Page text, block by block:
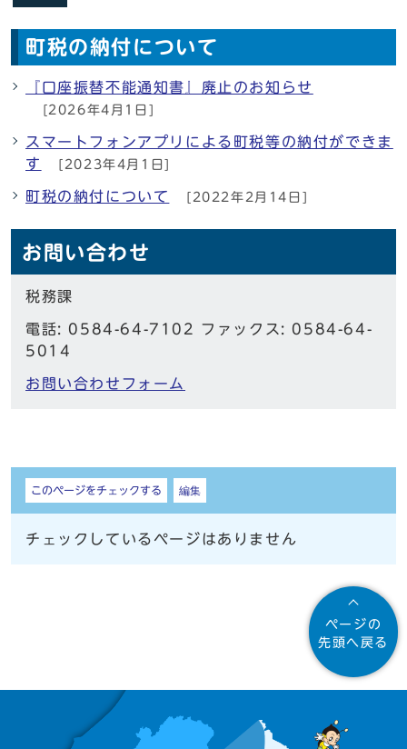
町税の納付について
『口座振替不能通知書』廃止のお知らせ
[2026年4月1日]
スマートフォンアプリによる町税等の納付ができま
す
[2023年4月1日]
町税の納付について [2022年2月14日]
お問い合わせ
税務課
電話: 0584-64-7102 ファックス: 0584-64-
5014
お問い合わせフォーム
しおり
このページをチェックする 編集
チェックしているページはありません
ページの
先頭へ戻る